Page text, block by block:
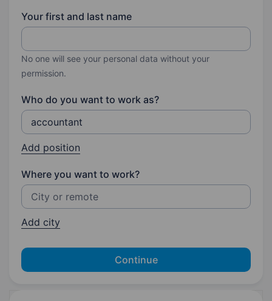
Your first and last name
No one will see your personal data without your
permission.
Who do you want to work as?
Add position
Where you want to work?
Add city
Continue